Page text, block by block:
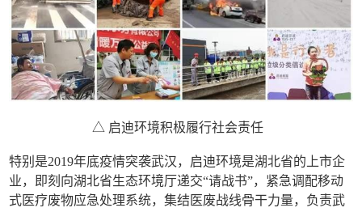
△ 启迪环境积极履行社会责任
特别是2019年底疫情突袭武汉，启迪环境是湖北省的上市企
业，即刻向湖北省生态环境厅递交“请战书”，紧急调配移动
式医疗废物应急处理系统，集结医废战线骨干力量，负责武